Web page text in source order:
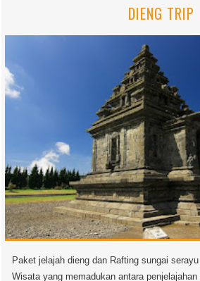
DIENG TRIP
Paket jelajah dieng dan Rafting sungai
Wisata yang memadukan antara